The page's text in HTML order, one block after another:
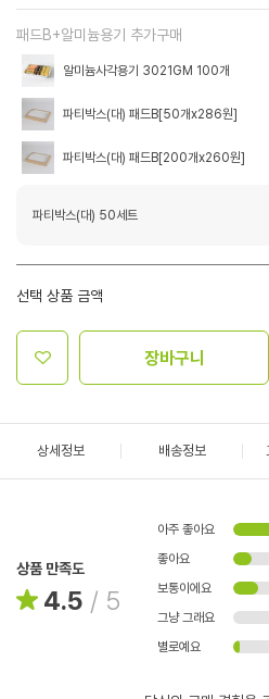
패드B+알미늄용기 추가구매
알미늄사각용기 3021GM 100개
파티박스(대) 패드B[50개x286원]
파티박스(대) 패드B[200개x260원]
파티박스(대) 50세트
선택 상품 금액
장바구니
상세정보 배송정보
상품 만족도
4.5 / 5
아주 좋아요
좋아요
보통이에요
그냥 그래요
별로예요